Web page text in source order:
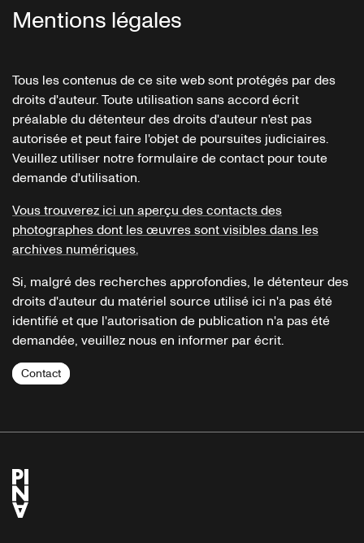
Mentions légales
Tous les contenus de ce site web sont protégés par des
droits d'auteur. Toute utilisation sans accord écrit
préalable du détenteur des droits d'auteur n'est pas
autorisée et peut faire l'objet de poursuites judiciaires.
Veuillez utiliser notre formulaire de contact pour toute
demande d'utilisation.
Vous trouverez ici un aperçu des contacts des
photographes dont les œuvres sont visibles dans les
archives numériques.
Si, malgré des recherches approfondies, le détenteur des
droits d'auteur du matériel source utilisé ici n'a pas été
identifié et que l'autorisation de publication n'a pas été
demandée, veuillez nous en informer par écrit.
Contact